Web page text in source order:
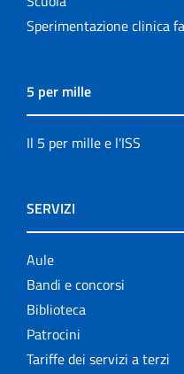
Sperimentazione clinica
5 per mille
Il 5 per mille e l'ISS
SERVIZI
Aule
Bandi e concorsi
Biblioteca
Patrocini
Tariffe dei servizi a terzi